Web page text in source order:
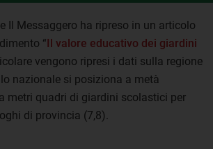
Il Messaggero ha ripreso in un articolo
“Il valore educativo dei giardini
vengono ripresi i dati sulla regione
nazionale si posiziona a metà
metri quadri di giardini scolastici per
di provincia (7,8).